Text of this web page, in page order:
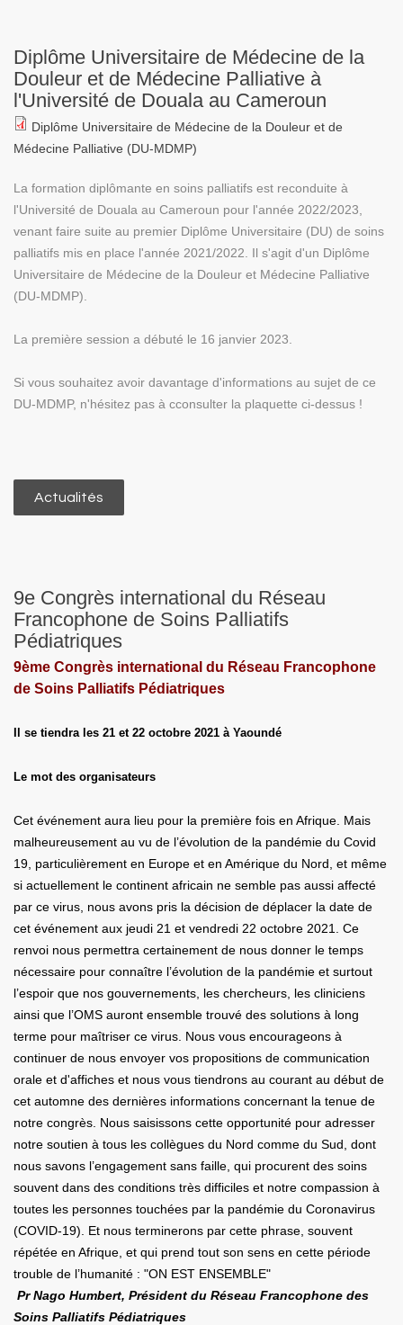
Diplôme Universitaire de Médecine de la
Douleur et de Médecine Palliative à
l'Université de Douala au Cameroun
Diplôme Universitaire de Médecine de la Douleur et de
Médecine Palliative (DU-MDMP)
La formation diplômante en soins palliatifs est reconduite à
l'Université de Douala au Cameroun pour l'année 2022/2023,
venant faire suite au premier Diplôme Universitaire (DU) de soins
palliatifs mis en place l'année 2021/2022. Il s'agit d'un Diplôme
Universitaire de Médecine de la Douleur et Médecine Palliative
(DU-MDMP).
La première session a débuté le 16 janvier 2023.
Si vous souhaitez avoir davantage d'informations au sujet de ce
DU-MDMP, n'hésitez pas à cconsulter la plaquette ci-dessus !
Actualités
9e Congrès international du Réseau
Francophone de Soins Palliatifs
Pédiatriques
9ème Congrès international du Réseau Francophone
de Soins Palliatifs Pédiatriques
Il se tiendra l es 21 et 22 octobre 2021 à Yaoundé
Le mot des organisateurs
Cet événement aura lieu pour la première fois en Afrique. Mais
malheureusement au vu de l’évolution de la pandémie du Covid
19, particulièrement en Europe et en Amérique du Nord, et même
si actuellement le continent africain ne semble pas aussi affecté
par ce virus, nous avons pris la décision de déplacer la date de
cet événement aux jeudi 21 et vendredi 22 octobre 2021. Ce
renvoi nous permettra certainement de nous donner le temps
nécessaire pour connaître l’évolution de la pandémie et surtout
l’espoir que nos gouvernements, les chercheurs, les cliniciens
ainsi que l’OMS auront ensemble trouvé des solutions à long
terme pour maîtriser ce virus. Nous vous encourageons à
continuer de nous envoyer vos propositions de communication
orale et d'affiches et nous vous tiendrons au courant au début de
cet automne des dernières informations concernant la tenue de
notre congrès. Nous saisissons cette opportunité pour adresser
notre soutien à tous les collègues du Nord comme du Sud, dont
nous savons l’engagement sans faille, qui procurent des soins
souvent dans des conditions très difficiles et notre compassion à
toutes les personnes touchées par la pandémie du Coronavirus
(COVID-19). Et nous terminerons par cette phrase, souvent
répétée en Afrique, et qui prend tout son sens en cette période
trouble de l’humanité : "ON EST ENSEMBLE"
Pr Nago Humbert, Président du Réseau Francophone des
Soins Palliatifs Pédiatriques